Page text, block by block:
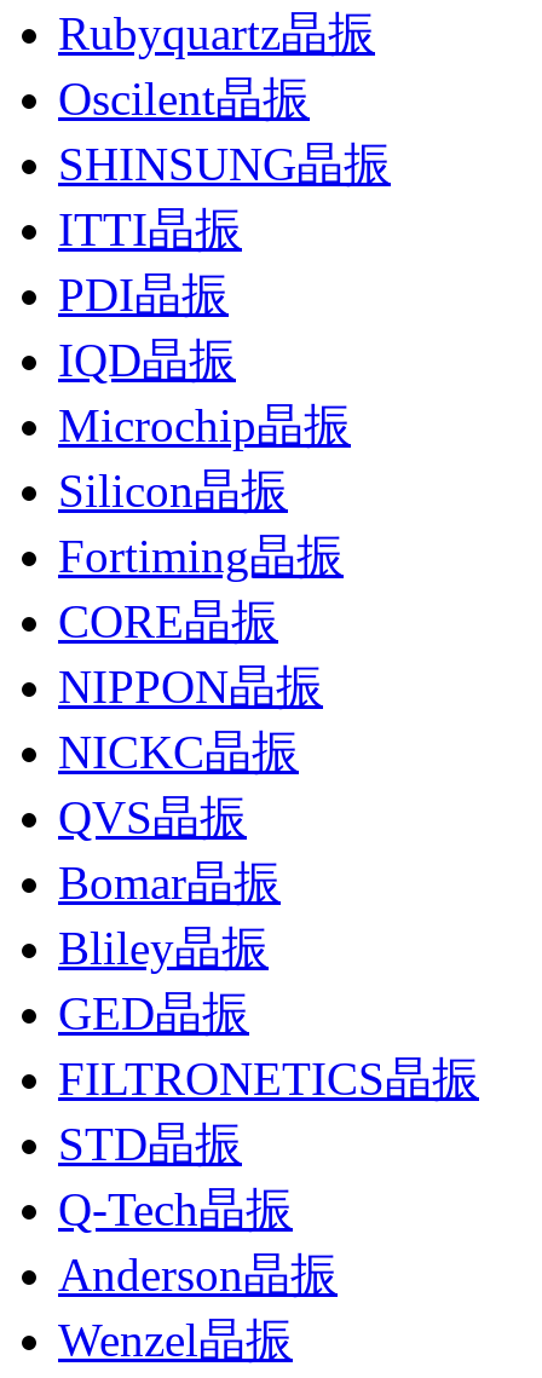
Rubyquartz晶振
Oscilent晶振
SHINSUNG晶振
ITTI晶振
PDI晶振
IQD晶振
Microchip晶振
Silicon晶振
Fortiming晶振
CORE晶振
NIPPON晶振
NICKC晶振
QVS晶振
Bomar晶振
Bliley晶振
GED晶振
FILTRONETICS晶振
STD晶振
Q-Tech晶振
Anderson晶振
Wenzel晶振